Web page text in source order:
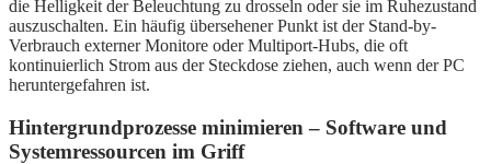
die Helligkeit der Beleuchtung zu drosseln oder sie im Ruhezustand
auszuschalten. Ein häufig übersehener Punkt ist der Stand-by-
Verbrauch externer Monitore oder Multiport-Hubs, die oft
kontinuierlich Strom aus der Steckdose ziehen, auch wenn der PC
heruntergefahren ist.
Hintergrundprozesse minimieren – Software und
Systemressourcen im Griff